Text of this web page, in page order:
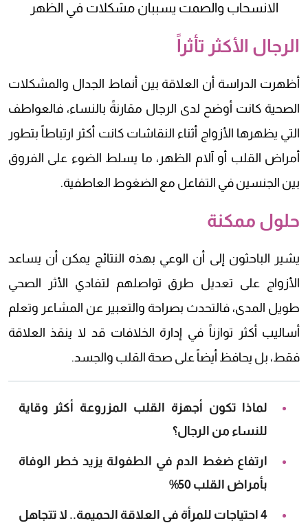
الانسحاب والصمت يسببان مشكلات في الظهر
الرجال الأكثر تأثراً
أظهرت الدراسة أن العلاقة بين أنماط الجدال والمشكلات
الصحية كانت أوضح لدى الرجال مقارنةً بالنساء، فالعواطف
التي يظهرها الأزواج أثناء النقاشات كانت أكثر ارتباطاً بتطور
أمراض القلب أو آلام الظهر، ما يسلط الضوء على الفروق
بين الجنسين في التفاعل مع الضغوط العاطفية.
حلول ممكنة
يشير الباحثون إلى أن الوعي بهذه النتائج يمكن أن يساعد
الأزواج على تعديل طرق تواصلهم لتفادي الأثر الصحي
طويل المدى، فالتحدث بصراحة والتعبير عن المشاعر وتعلم
أساليب أكثر توازناً في إدارة الخلافات قد لا ينقذ العلاقة
فقط، بل يحافظ أيضاً على صحة القلب والجسد.
لماذا تكون أجهزة القلب المزروعة أكثر وقاية
للنساء من الرجال؟
ارتفاع ضغط الدم في الطفولة يزيد خطر الوفاة
بأمراض القلب 50%
4 احتياجات للمرأة في العلاقة الحميمة.. لا تتجاهل